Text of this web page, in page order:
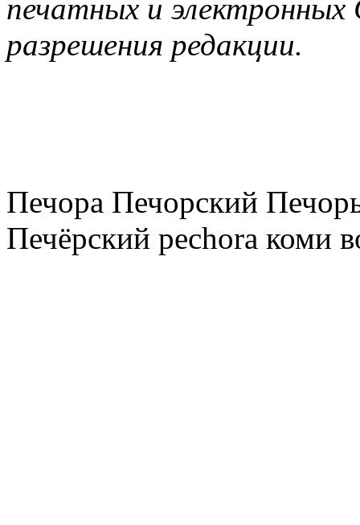
печатных и
разрешения редакции.
Печора Печорский
Печёрский pechora коми